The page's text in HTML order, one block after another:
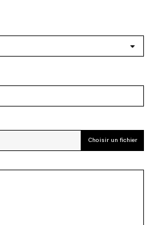
Choisir un fichier